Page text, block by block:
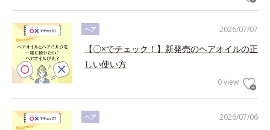
2026/07/07
ヘア
【〇×でチェック！】新発売のヘアオイルの正
しい使い方
0 view
2026/07/06
ヘア